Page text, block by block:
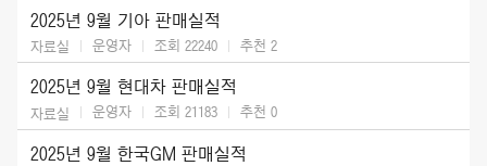
2025년 9월 기아 판매실적
자료실 운영자 조회 22240 추천 2
2025년 9월 현대차 판매실적
자료실 운영자 조회 21183 추천 0
2025년 9월 한국GM 판매실적